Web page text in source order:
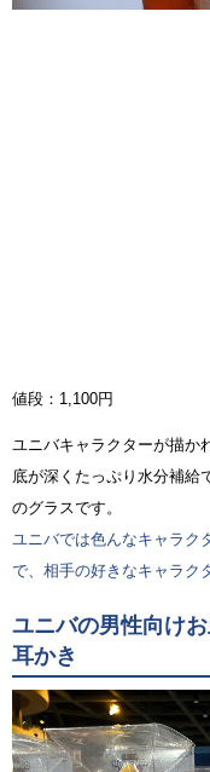
値段：1,100円
ユニバキャラクターが描か
底が深くたっぷり水分補給
のグラスです。
ユニバでは色んなキャラク
で、相手の好きなキャラク
ユニバの男性向け
耳かき